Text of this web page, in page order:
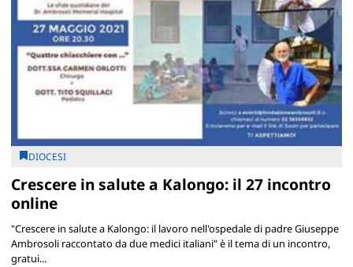
DIOCESI
Crescere in salute a Kalongo: il 27 incontro
online
"Crescere in salute a Kalongo: il lavoro nell'ospedale di padre Giuseppe
Ambrosoli raccontato da due medici italiani" è il tema di un incontro,
gratui...